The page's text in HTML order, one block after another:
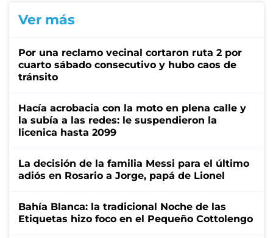
Ver más
Por una reclamo vecinal cortaron ruta 2 por
cuarto sábado consecutivo y hubo caos de
tránsito
Hacía acrobacia con la moto en plena calle y
la subía a las redes: le suspendieron la
licenica hasta 2099
La decisión de la familia Messi para el último
adiós en Rosario a Jorge, papá de Lionel
Bahía Blanca: la tradicional Noche de las
Etiquetas hizo foco en el Pequeño Cottolengo